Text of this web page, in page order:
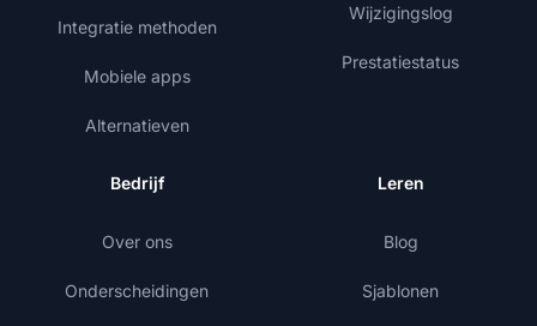
Integratie methoden
Mobiele apps
Alternatieven
Wijzigingslog
Prestatiestatus
Bedrijf
Over ons
Onderscheidingen
Leren
Blog
Sjablonen